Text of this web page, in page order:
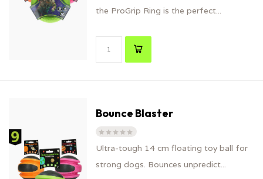
the ProGrip Ring is the perfect...
Bounce Blaster
Ultra-tough 14 cm floating toy ball for
strong dogs. Bounces unpredict...